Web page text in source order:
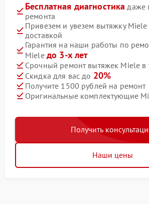
Бесплатная диагностика даже
ремонта
Привезем и увезем вытяжку Miele
доставкой
Гарантия на наши работы по
Miele до 3-х лет
Срочный ремонт вытяжек Miele в
Скидка для вас до 20%
Получите 1500 рублей на ремонт
Оригинальные комплектующие
Получить
Наши цены